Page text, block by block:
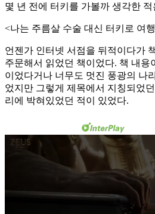
몇 년 전에 터키를 가볼까 생각한 적
<나는 주름살 수술 대신 터키로 여
언젠가 인터넷 서점을 뒤적이다가
주문해서 읽었던 책이었다. 책 내용
이었다거나 너무도 멋진 풍광의 나
었지만 그렇게 제목에서 지칭되었
리에 박혀있었던 적이 있었다.